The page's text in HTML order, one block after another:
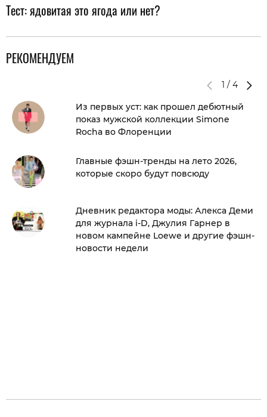
Тест: ядовитая это ягода или нет?
РЕКОМЕНДУЕМ
1 / 4
Из первых уст: как прошел дебютный
показ мужской коллекции Simone
Rocha во Флоренции
Главные фэшн-тренды на лето 2026,
которые скоро будут повсюду
Дневник редактора моды: Алекса Деми
для журнала i-D, Джулия Гарнер в
новом кампейне Loewe и другие фэшн-
новости недели